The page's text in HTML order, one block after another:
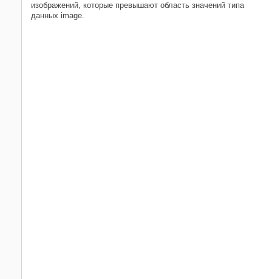
изображений, которые превышают область значений типа
данных image.